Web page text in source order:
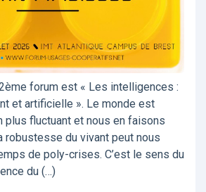
forum est « Les intelligences :
et artificielle ». Le monde est
plus fluctuant et nous en faisons
robustesse du vivant peut nous
de poly-crises. C’est le sens du
du (…)